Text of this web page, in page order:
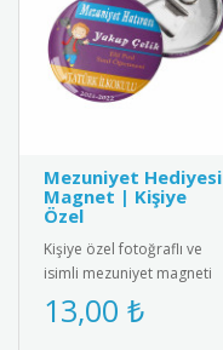
Mezuniyet Hediyesi
Magnet | Kişiye
Özel
Kişiye özel fotoğraflı ve
isimli mezuniyet magneti
ile mezuniyet anını anlamlı
bir hediyeyle ölümsüz..
13,00 ₺